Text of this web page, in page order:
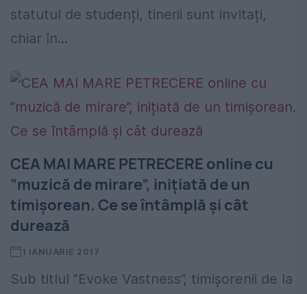
statutul de studenți, tinerii sunt invitați,
chiar în...
CEA MAI MARE PETRECERE online cu
”muzică de mirare”, inițiată de un
timișorean. Ce se întâmplă și cât
durează
1 IANUARIE 2017
Sub titlul ”Evoke Vastness”, timișorenii de la